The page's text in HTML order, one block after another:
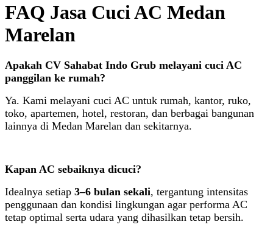
FAQ Jasa Cuci AC Medan
Marelan
Apakah CV Sahabat Indo Grub melayani cuci AC
panggilan ke rumah?
Ya. Kami melayani cuci AC untuk rumah, kantor, ruko,
toko, apartemen, hotel, restoran, dan berbagai bangunan
lainnya di Medan Marelan dan sekitarnya.
Kapan AC sebaiknya dicuci?
Idealnya setiap 3–6 bulan sekali, tergantung intensitas
penggunaan dan kondisi lingkungan agar performa AC
tetap optimal serta udara yang dihasilkan tetap bersih.